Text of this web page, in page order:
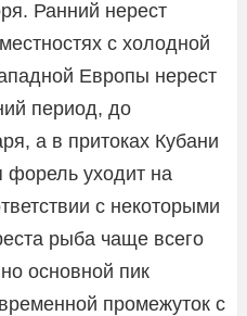
Ранний нерест
с холодной
Европы нерест
период, до
а в притоках Кубани
форель уходит на
с некоторыми
рыба чаще всего
основной пик
промежуток с